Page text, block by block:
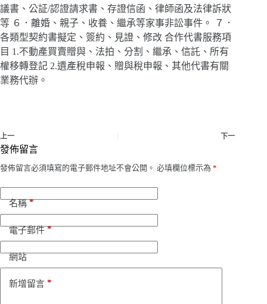
議書、公証/認證請求書、存證信函、律師函及法律訴狀
等 ６．離婚、親子、收養、繼承等家事非訟事件。 ７．
各類型契約書擬定、簽約、見證、修改 合作代書服務項
目 1.不動產買賣贈與、法拍、分割、繼承、信託、所有
權移轉登記 2.遺產稅申報、贈與稅申報、其他代書有關
業務代辦。
上一 下一
發佈留言
發佈留言必須填寫的電子郵件地址不會公開。 必填欄位標示為 *
名稱*
電子郵件*
網站
新增留言 *